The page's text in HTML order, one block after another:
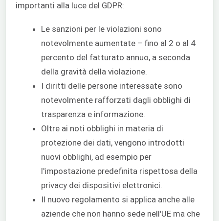
importanti alla luce del GDPR:
Le sanzioni per le violazioni sono
notevolmente aumentate – fino al 2 o al 4
percento del fatturato annuo, a seconda
della gravità della violazione.
I diritti delle persone interessate sono
notevolmente rafforzati dagli obblighi di
trasparenza e informazione.
Oltre ai noti obblighi in materia di
protezione dei dati, vengono introdotti
nuovi obblighi, ad esempio per
l'impostazione predefinita rispettosa della
privacy dei dispositivi elettronici.
Il nuovo regolamento si applica anche alle
aziende che non hanno sede nell'UE ma che